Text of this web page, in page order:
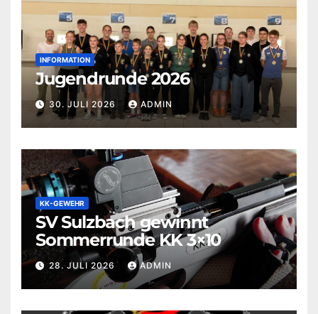
INFORMATION
Jugendrunde 2026
30. JULI 2026 ADMIN
KK-GEWEHR
SV Sulzbach gewinnt
Sommerrunde KK 3×10
28. JULI 2026 ADMIN